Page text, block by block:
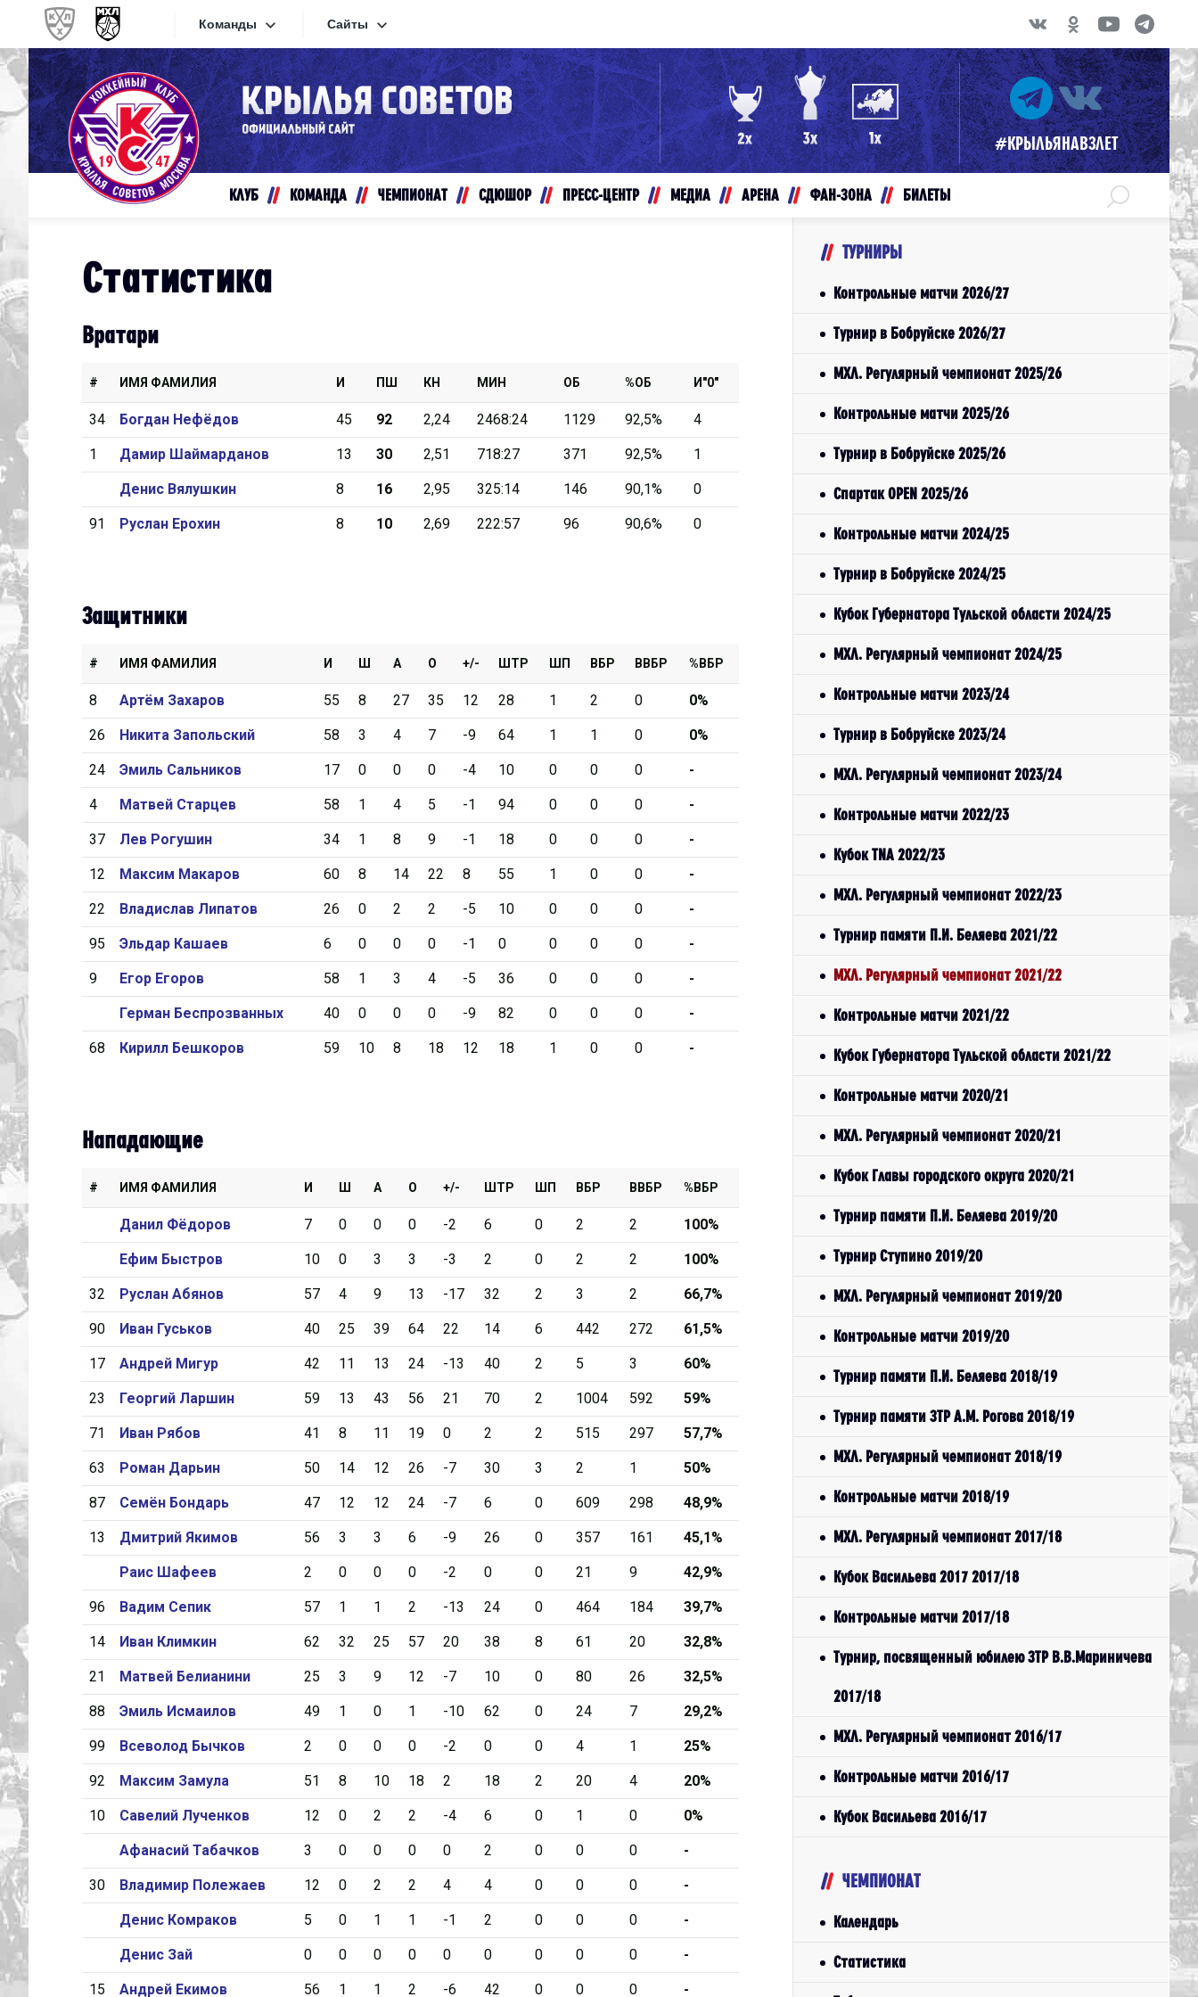
Команды
Конференция «Запад»
Дивизион Золотой
Академия Михайлова
Локо
Дивизион Серебряный
АКМ-Юниор
СМО МХК Атлант
Тайфун
ХК Капитан
Конференция «Восток»
Дивизион Золотой
Авто
Чайка
Дивизион Серебряный
Красноярские Рыси
Ладья
Спутник Ал
Тюменский Легион
Сайты
Сайты
Видеотрансляции
Хайлайты
#КРЫЛЬЯНАВЗЛЕТ
КЛУБ КОМАНДА ЧЕМПИОНАТ СДЮШОР ПРЕСС-ЦЕНТР МЕДИА АРЕНА ФАН-ЗОНА БИЛЕТЫ
Статистика
Вратари
# ИМЯ ФАМИЛИЯ И ПШ КН МИН ОБ %ОБ И"0"
34 Богдан Нефёдов 45 92 2,24 2468:24 1129 92,5% 4
1 Дамир Шаймарданов 13 30 2,51 718:27 371 92,5% 1
Денис Вялушкин 8 16 2,95 325:14 146 90,1% 0
91 Руслан Ерохин 8 10 2,69 222:57 96 90,6% 0
Защитники
# ИМЯ ФАМИЛИЯ И Ш А О +/- ШТР ШП ВБР ВВБР %ВБР
8 Артём Захаров 55 8 27 35 12 28 1 2 0 0%
26 Никита Запольский 58 3 4 7 -9 64 1 1 0 0%
24 Эмиль Сальников 17 0 0 0 -4 10 0 0 0 -
4 Матвей Старцев 58 1 4 5 -1 94 0 0 0 -
37 Лев Рогушин 34 1 8 9 -1 18 0 0 0 -
12 Максим Макаров 60 8 14 22 8 55 1 0 0 -
22 Владислав Липатов 26 0 2 2 -5 10 0 0 0 -
95 Эльдар Кашаев 6 0 0 0 -1 0 0 0 0 -
9 Егор Егоров 58 1 3 4 -5 36 0 0 0 -
Герман Беспрозванных 40 0 0 0 -9 82 0 0 0 -
68 Кирилл Бешкоров 59 10 8 18 12 18 1 0 0 -
Нападающие
# ИМЯ ФАМИЛИЯ И Ш А О +/- ШТР ШП ВБР ВВБР %ВБР
Данил Фёдоров 7 0 0 0 -2 6 0 2 2 100%
Ефим Быстров 10 0 3 3 -3 2 0 2 2 100%
32 Руслан Абянов 57 4 9 13 -17 32 2 3 2 66,7%
90 Иван Гуськов 40 25 39 64 22 14 6 442 272 61,5%
17 Андрей Мигур 42 11 13 24 -13 40 2 5 3 60%
23 Георгий Ларшин 59 13 43 56 21 70 2 1004 592 59%
71 Иван Рябов 41 8 11 19 0 2 2 515 297 57,7%
63 Роман Дарьин 50 14 12 26 -7 30 3 2 1 50%
87 Семён Бондарь 47 12 12 24 -7 6 0 609 298 48,9%
13 Дмитрий Якимов 56 3 3 6 -9 26 0 357 161 45,1%
Раис Шафеев 2 0 0 0 -2 0 0 21 9 42,9%
96 Вадим Сепик 57 1 1 2 -13 24 0 464 184 39,7%
14 Иван Климкин 62 32 25 57 20 38 8 61 20 32,8%
21 Матвей Белианини 25 3 9 12 -7 10 0 80 26 32,5%
88 Эмиль Исмаилов 49 1 0 1 -10 62 0 24 7 29,2%
99 Всеволод Бычков 2 0 0 0 -2 0 0 4 1 25%
92 Максим Замула 51 8 10 18 2 18 2 20 4 20%
10 Савелий Лученков 12 0 2 2 -4 6 0 1 0 0%
Афанасий Табачков 3 0 0 0 0 2 0 0 0 -
30 Владимир Полежаев 12 0 2 2 4 4 0 0 0 -
Денис Комраков 5 0 1 1 -1 2 0 0 0 -
Денис Зай 0 0 0 0 0 0 0 0 0 -
15 Андрей Екимов 56 1 1 2 -6 42 0 0 0 -
ТУРНИРЫ
Контрольные матчи 2026/27
Турнир в Бобруйске 2026/27
МХЛ. Регулярный чемпионат 2025/26
Контрольные матчи 2025/26
Турнир в Бобруйске 2025/26
Спартак OPEN 2025/26
Контрольные матчи 2024/25
Турнир в Бобруйске 2024/25
Кубок Губернатора Тульской области 2024/25
МХЛ. Регулярный чемпионат 2024/25
Контрольные матчи 2023/24
Турнир в Бобруйске 2023/24
МХЛ. Регулярный чемпионат 2023/24
Контрольные матчи 2022/23
Кубок TNA 2022/23
МХЛ. Регулярный чемпионат 2022/23
Турнир памяти П.И. Беляева 2021/22
МХЛ. Регулярный чемпионат 2021/22
Контрольные матчи 2021/22
Кубок Губернатора Тульской области 2021/22
Контрольные матчи 2020/21
МХЛ. Регулярный чемпионат 2020/21
Кубок Главы городского округа 2020/21
Турнир памяти П.И. Беляева 2019/20
Турнир Ступино 2019/20
МХЛ. Регулярный чемпионат 2019/20
Контрольные матчи 2019/20
Турнир памяти П.И. Беляева 2018/19
Турнир памяти ЗТР А.М. Рогова 2018/19
МХЛ. Регулярный чемпионат 2018/19
Контрольные матчи 2018/19
МХЛ. Регулярный чемпионат 2017/18
Кубок Васильева 2017 2017/18
Контрольные матчи 2017/18
Турнир, посвященный юбилею ЗТР В.В.Мариничева
2017/18
МХЛ. Регулярный чемпионат 2016/17
Контрольные матчи 2016/17
Кубок Васильева 2016/17
ЧЕМПИОНАТ
Календарь
Статистика